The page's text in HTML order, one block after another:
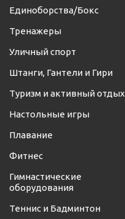
Единоборства/Бокс
Тренажеры
Уличный спорт
Штанги, Гантели и Гири
Туризм и активный отдых
Настольные игры
Плавание
Фитнес
Гимнастические
оборудования
Теннис и Бадминтон